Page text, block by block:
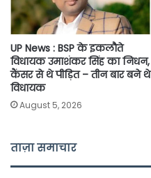
UP News : BSP के इकलौते
विधायक उमाशंकर सिंह का निधन,
कैंसर से थे पीड़ित – तीन बार बने थे
विधायक
August 5, 2026
ताज़ा समाचार